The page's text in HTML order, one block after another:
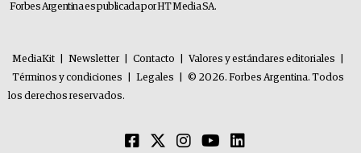
Forbes Argentina es publicada por HT Media SA.
MediaKit Newsletter Contacto Valores y estándares editoriales
Términos y condiciones
Legales
© 2026. Forbes Argentina. Todos
los derechos reservados.